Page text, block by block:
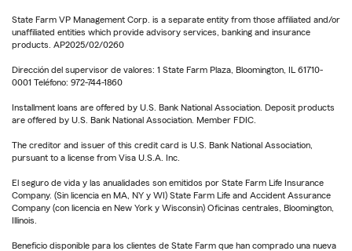
State Farm VP Management Corp. is a separate entity from those affiliated and/or
unaffiliated entities which provide advisory services, banking and insurance
products. AP2025/02/0260
Dirección del supervisor de valores: 1 State Farm Plaza, Bloomington, IL 61710-
0001 Teléfono: 972-744-1860
Installment loans are offered by U.S. Bank National Association. Deposit products
are offered by U.S. Bank National Association. Member FDIC.
The creditor and issuer of this credit card is U.S. Bank National Association,
pursuant to a license from Visa U.S.A. Inc.
El seguro de vida y las anualidades son emitidos por State Farm Life Insurance
Company. (Sin licencia en MA, NY y WI) State Farm Life and Accident Assurance
Company (con licencia en New York y Wisconsin) Oficinas centrales, Bloomington,
Illinois.
Beneficio disponible para los clientes de State Farm que han comprado una nueva